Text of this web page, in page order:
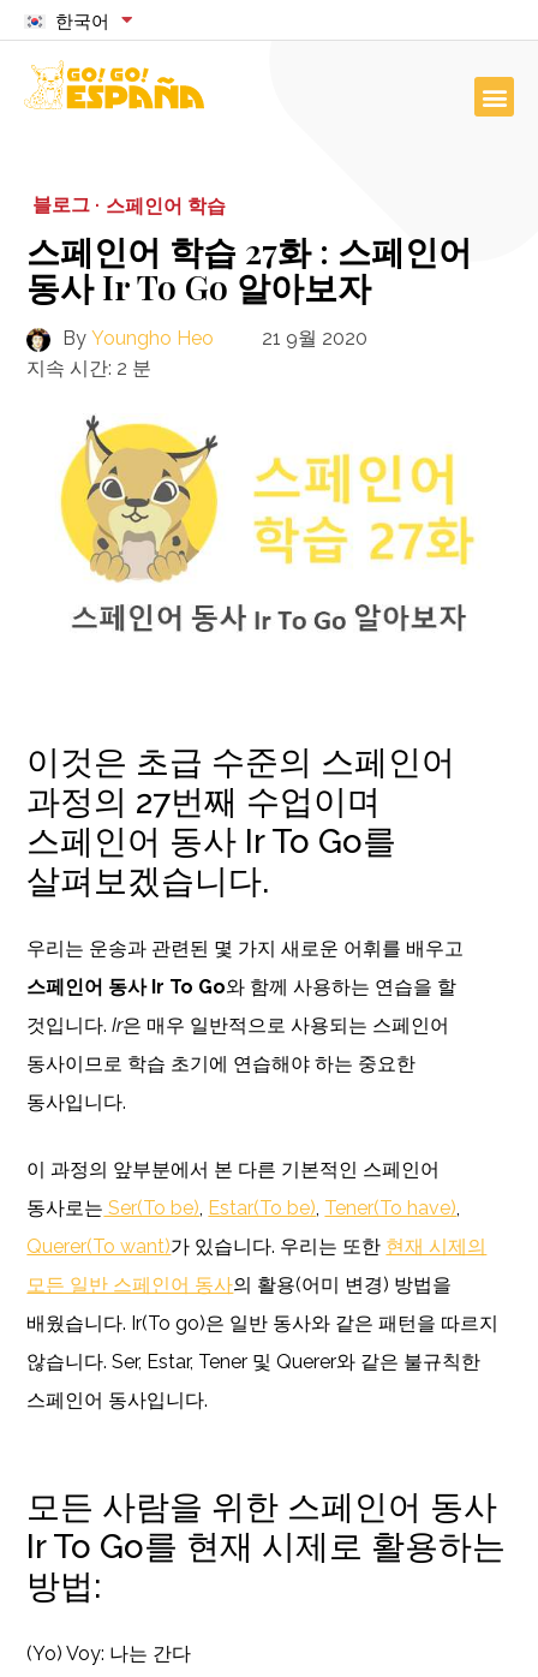
한국어
블로그 · 스페인어 학습
스페인어 학습 27화 : 스페인어
동사 Ir To Go 알아보자
By Youngho Heo
21 9월 2020
지속 시간: 2 분
이것은 초급 수준의 스페인어
과정의 27번째 수업이며
스페인어 동사 Ir To Go를
살펴보겠습니다.
우리는 운송과 관련된 몇 가지 새로운 어휘를 배우고
스페인어 동사 Ir To Go와 함께 사용하는 연습을 할
것입니다.Ir은 매우 일반적으로 사용되는 스페인어
동사이므로 학습 초기에 연습해야 하는 중요한
동사입니다.
이 과정의 앞부분에서 본 다른 기본적인 스페인어
동사로는 Ser(To be), Estar(To be), Tener(To have),
Querer(To want)가 있습니다. 우리는 또한 현재 시제의
모든 일반 스페인어 동사의 활용(어미 변경) 방법을
배웠습니다. Ir(To go)은 일반 동사와 같은 패턴을 따르지
않습니다. Ser, Estar, Tener 및 Querer와 같은 불규칙한
스페인어 동사입니다.
모든 사람을 위한 스페인어 동사
Ir To Go를 현재 시제로 활용하는
방법:
(Yo) Voy: 나는 간다